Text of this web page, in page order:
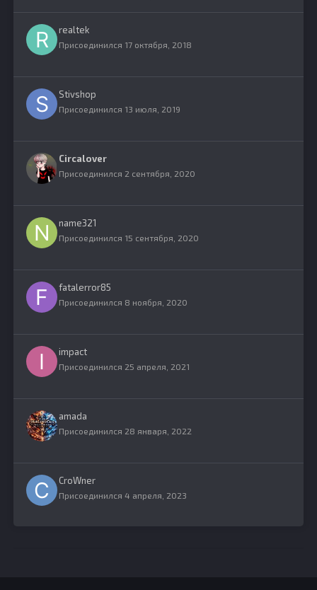
realtek
Присоединился 17 октября, 2018
Stivshop
Присоединился 13 июля, 2019
Circalover
Присоединился 2 сентября, 2020
name321
Присоединился 15 сентября, 2020
fatalerror85
Присоединился 8 ноября, 2020
impact
Присоединился 25 апреля, 2021
amada
Присоединился 28 января, 2022
CroWner
Присоединился 4 апреля, 2023